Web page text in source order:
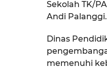
Sekolah TK/
Andi Palanggi.
Dinas
memenuhi